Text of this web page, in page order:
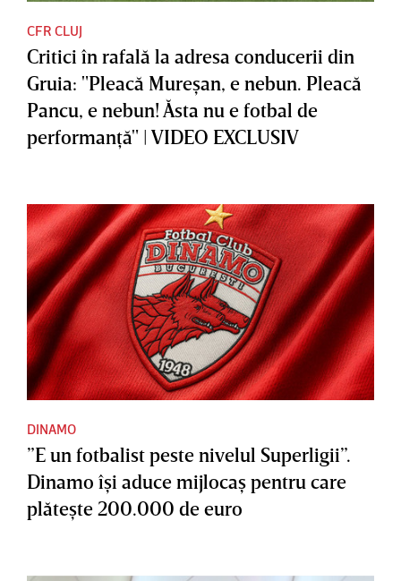
CFR CLUJ
Critici în rafală la adresa conducerii din
Gruia: "Pleacă Mureşan, e nebun. Pleacă
Pancu, e nebun! Ăsta nu e fotbal de
performanţă" | VIDEO EXCLUSIV
DINAMO
”E un fotbalist peste nivelul Superligii”.
Dinamo îşi aduce mijlocaş pentru care
plăteşte 200.000 de euro